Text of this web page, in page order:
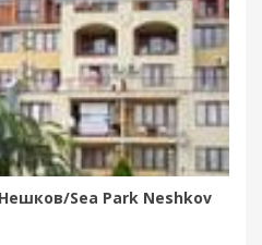
Sea Park Neshkov